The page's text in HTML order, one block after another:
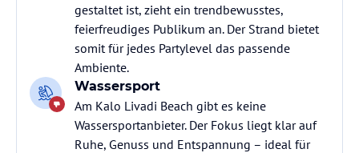
gestaltet ist, zieht ein trendbewusstes,
feierfreudiges Publikum an. Der Strand bietet
somit für jedes Partylevel das passende
Ambiente.
Wassersport
Am Kalo Livadi Beach gibt es keine
Wassersportanbieter. Der Fokus liegt klar auf
Ruhe, Genuss und Entspannung – ideal für